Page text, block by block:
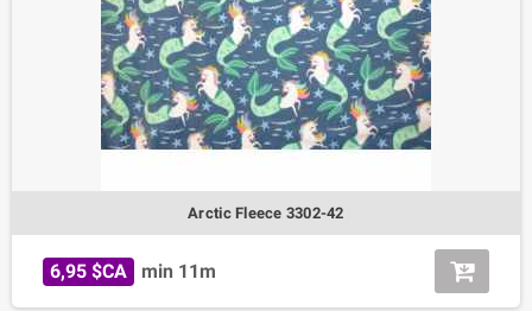
Arctic Fleece 3302-42
6,95 $CA min 11m